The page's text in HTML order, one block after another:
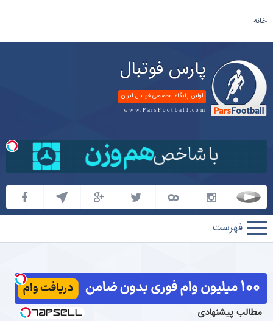
خانه
پارس فوتبال
اولین پایگاه تخصصی فوتبال ایران
www.ParsFootball.com
پارس
فوتبال
مطالب پیشنهادی